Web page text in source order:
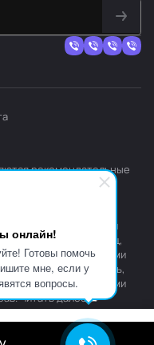
онлайн!
Готовы помочь
мне, если у
вопросы.
рекомендательные
(но не
фотографическую и
и оформление страниц,
являются объектами
собственность,
и международными
Читать далее